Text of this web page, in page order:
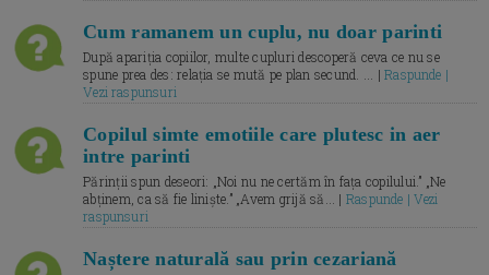
Cum ramanem un cuplu, nu doar parinti
După apariția copiilor, multe cupluri descoperă ceva ce nu se
spune prea des: relația se mută pe plan secund. ... |Raspunde |
Vezi raspunsuri
Copilul simte emotiile care plutesc in aer
intre parinti
Părinții spun deseori: „Noi nu ne certăm în fața copilului.” „Ne
abținem, ca să fie liniște.” „Avem grijă să... | Raspunde | Vezi
raspunsuri
Naștere naturală sau prin cezariană